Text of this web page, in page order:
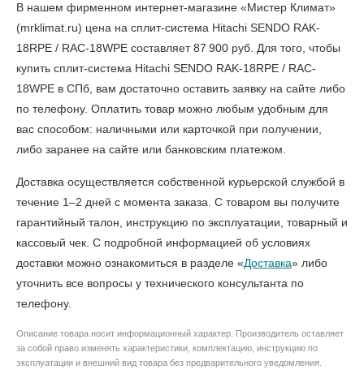
В нашем фирменном интернет-магазине «Мистер Климат»
(mrklimat.ru) цена на сплит-система Hitachi SENDO RAK-
18RPE / RAC-18WPE составляет 87 900 руб. Для того, чтобы
купить сплит-система Hitachi SENDO RAK-18RPE / RAC-
18WPE в СПб , вам достаточно оставить заявку на сайте либо
по телефону. Оплатить товар можно любым удобным для
вас способом: наличными или карточкой при получении,
либо заранее на сайте или банковским платежом.
Доставка осуществляется собственной курьерской службой в
течение 1–2 дней с момента заказа. С товаром вы получите
гарантийный талон, инструкцию по эксплуатации, товарный и
кассовый чек. С подробной информацией об условиях
доставки можно ознакомиться в разделе «Доставка» либо
уточнить все вопросы у технического консультанта по
телефону.
Описание товара носит информационный характер. Производитель оставляет
за собой право изменять характеристики, комплектацию, инструкцию по
эксплуатации и внешний вид товара без предварительного уведомления.